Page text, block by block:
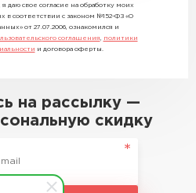
даю свое согласие на обработку моих
в соответствии с законом №152-ФЗ «О
от 27.07.2006, ознакомился и
соглашения
политики
и договора оферты.
на рассылку —
скидку